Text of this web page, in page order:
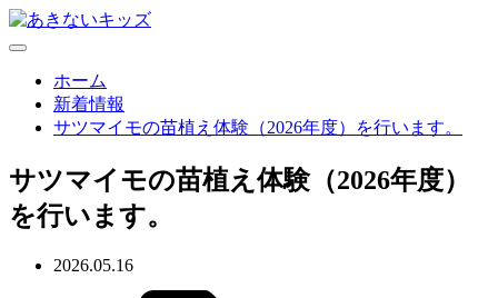
ホーム
新着情報
サツマイモの苗植え体験（2026年度）を行います。
サツマイモの苗植え体験（2026年度）
を行います。
2026.05.16